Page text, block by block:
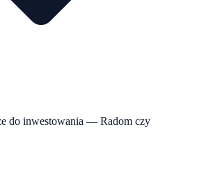
do inwestowania — Radom czy